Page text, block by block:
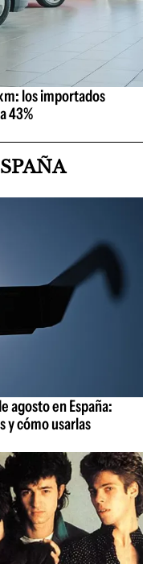
los importados
43%
agosto en España:
y cómo usarlas